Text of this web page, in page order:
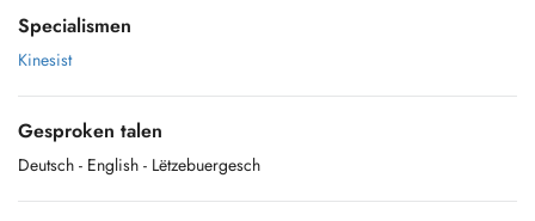
Specialismen
Kinesist
Gesproken talen
Deutsch - English - Lëtzebuergesch